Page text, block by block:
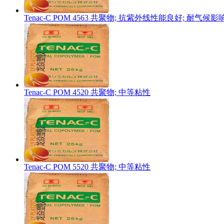
Tenac-C POM 4563 共聚物; 抗紫外线性能良好; 耐气候影
Tenac-C POM 4520 共聚物; 中等粘性
Tenac-C POM 5520 共聚物; 中等粘性